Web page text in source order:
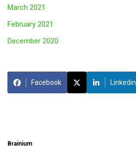
March 2021
February 2021
December 2020
Facebook Linkedin
Brainium